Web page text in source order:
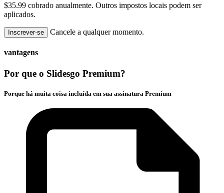
$35.99 cobrado anualmente. Outros impostos locais podem ser
aplicados.
Inscrever-se Cancele a qualquer momento.
vantagens
Por que o Slidesgo Premium?
Porque há muita coisa incluída em sua assinatura Premium